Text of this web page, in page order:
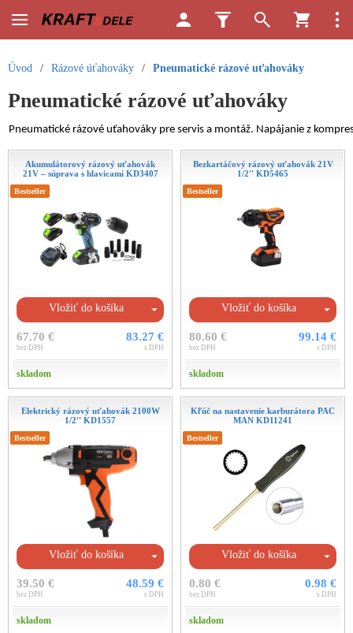
Úvod / Rázové úťahováky / Pneumatické rázové uťahováky
Pneumatické rázové uťahováky
Pneumatické rázové uťahováky pre servis a montáž. Napájanie z
Akumulátorový rázový uťahovák
21V – súprava s hlavicami KD3407
Bestseller
Vložiť do košíka
67.70 €
bez DPH
83.27 €
s DPH
skladom
Bezkartáčový rázový uťahovák 21V
1/2'' KD5465
Bestseller
Vložiť do košíka
80.60 €
bez DPH
99.14 €
s DPH
skladom
Elektrický rázový uťahovák 2100W
1/2'' KD1557
Bestseller
Vložiť do košíka
39.50 €
bez DPH
48.59 €
s DPH
skladom
Kľúč na nastavenie karburátora PAC
MAN KD11241
Bestseller
Vložiť do košíka
0.80 €
bez DPH
0.98 €
s DPH
skladom